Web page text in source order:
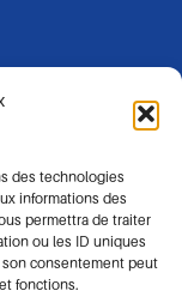
des technologies
informations des
permettra de traiter
ou les ID uniques
consentement peut
fonctions.